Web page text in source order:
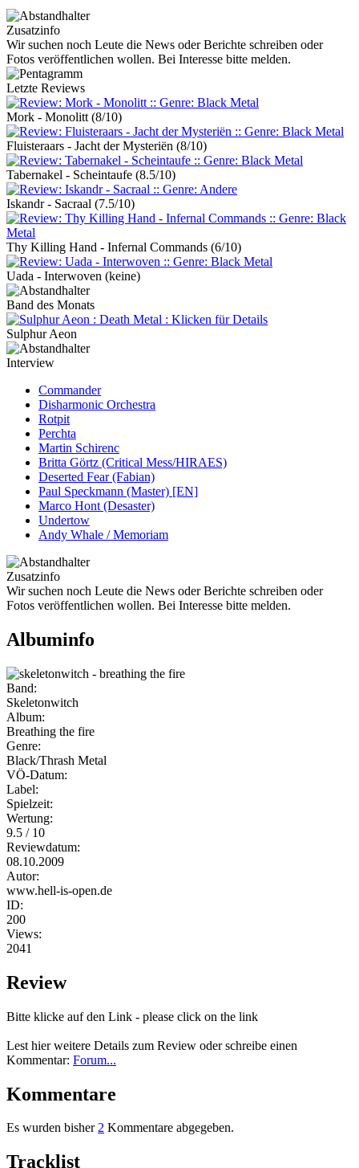
Zusatzinfo
Wir suchen noch Leute die News oder Berichte schreiben oder
Fotos veröffentlichen wollen. Bei Interesse bitte melden.
Letzte Reviews
Mork - Monolitt (8/10)
Fluisteraars - Jacht der Mysteriën (8/10)
Tabernakel - Scheintaufe (8.5/10)
Iskandr - Sacraal (7.5/10)
Thy Killing Hand - Infernal Commands (6/10)
Uada - Interwoven (keine)
Band des Monats
Sulphur Aeon
Interview
Commander
Disharmonic Orchestra
Rotpit
Perchta
Martin Schirenc
Britta Görtz (Critical Mess/HIRAES)
Deserted Fear (Fabian)
Paul Speckmann (Master) [EN]
Marco Hont (Desaster)
Undertow
Andy Whale / Memoriam
Zusatzinfo
Wir suchen noch Leute die News oder Berichte schreiben oder
Fotos veröffentlichen wollen. Bei Interesse bitte melden.
Albuminfo
Band:
Skeletonwitch
Album:
Breathing the fire
Genre:
Black/Thrash Metal
VÖ-Datum:
Label:
Spielzeit:
Wertung:
9.5 / 10
Reviewdatum:
08.10.2009
Autor:
www.hell-is-open.de
ID:
200
Views:
2041
Review
Bitte klicke auf den Link - please click on the link
Lest hier weitere Details zum Review oder schreibe einen
Kommentar: Forum...
Kommentare
Es wurden bisher2 Kommentare abgegeben.
Tracklist